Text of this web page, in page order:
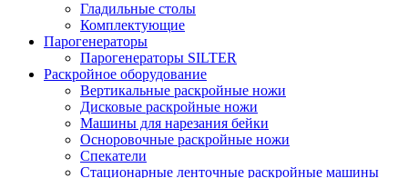
Гладильные столы
Комплектующие
Парогенераторы
Парогенераторы SILTER
Раскройное оборудование
Вертикальные раскройные ножи
Дисковые раскройные ножи
Машины для нарезания бейки
Осноровочные раскройные ножи
Спекатели
Стационарные ленточные раскройные машины